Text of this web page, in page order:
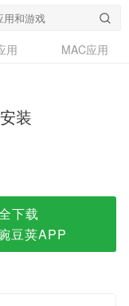
用
MAC应用
装
下载
豆荚APP